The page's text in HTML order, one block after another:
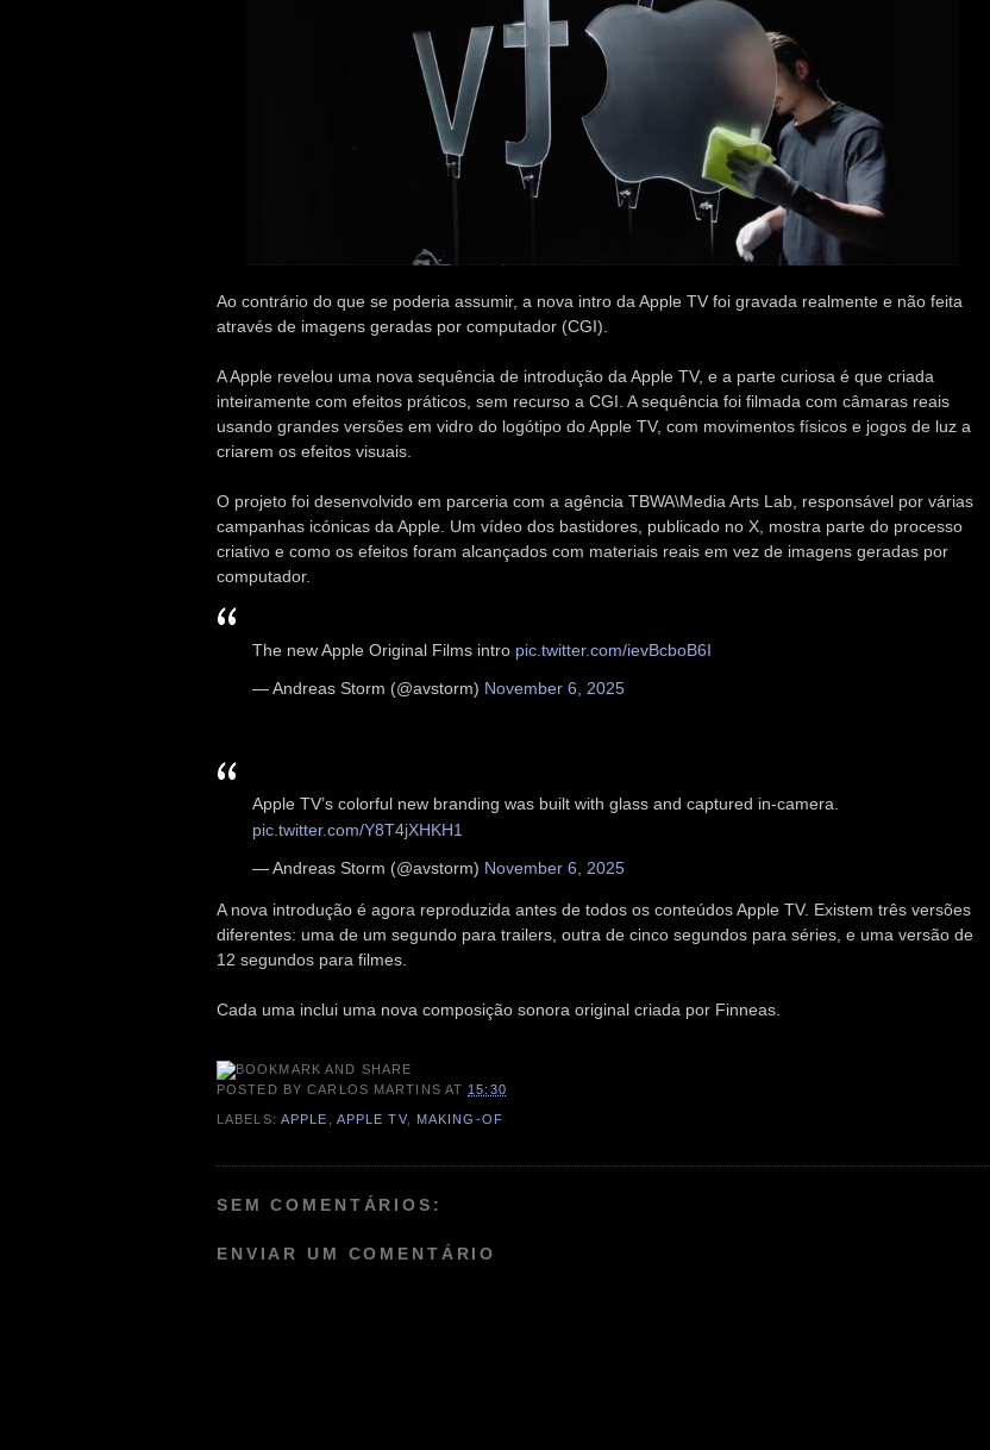
Ao contrário do que se poderia assumir, a nova intro da Apple TV foi gravada realmente e não feita
através de imagens geradas por computador (CGI).
A Apple revelou uma nova sequência de introdução da Apple TV, e a parte curiosa é que criada
inteiramente com efeitos práticos, sem recurso a CGI. A sequência foi filmada com câmaras reais
usando grandes versões em vidro do logótipo do Apple TV, com movimentos físicos e jogos de luz a
criarem os efeitos visuais.
O projeto foi desenvolvido em parceria com a agência TBWA\Media Arts Lab, responsável por várias
campanhas icónicas da Apple. Um vídeo dos bastidores, publicado no X, mostra parte do processo
criativo e como os efeitos foram alcançados com materiais reais em vez de imagens geradas por
computador.
The new Apple Original Films intro pic.twitter.com/ievBcboB6I
— Andreas Storm (@avstorm) November 6, 2025
Apple TV’s colorful new branding was built with glass and captured in-camera.
pic.twitter.com/Y8T4jXHKH1
— Andreas Storm (@avstorm) November 6, 2025
A nova introdução é agora reproduzida antes de todos os conteúdos Apple TV. Existem três versões
diferentes: uma de um segundo para trailers, outra de cinco segundos para séries, e uma versão de
12 segundos para filmes.
Cada uma inclui uma nova composição sonora original criada por Finneas.
POSTED BYCARLOS MARTINS AT 15:30
LABELS: APPLE APPLE TV, MAKING-OF
SEM COMENTÁRIOS:
ENVIAR UM COMENTÁRIO